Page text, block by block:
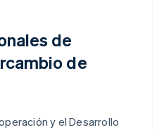
de
de
y el Desarrollo